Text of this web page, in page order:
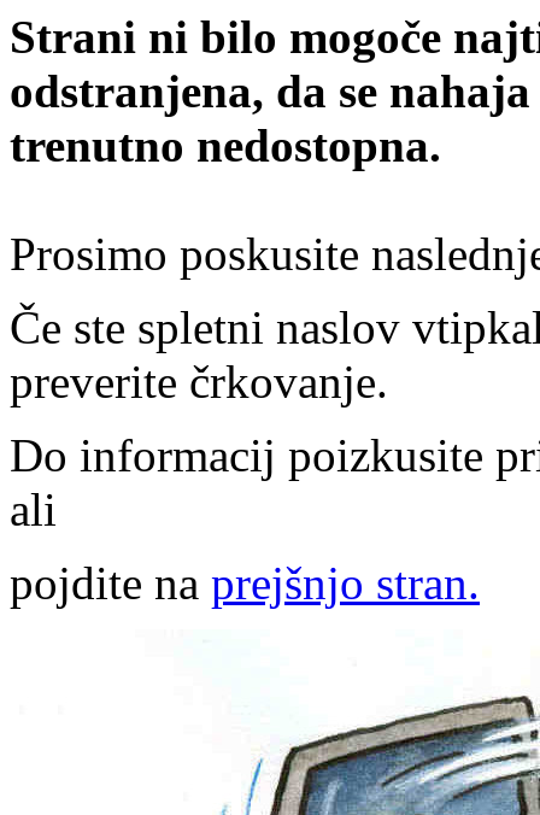
Strani ni bilo mogoče
odstranjena, da se
trenutno nedostopna.
Prosimo poskusite
Če ste spletni naslov
preverite črkovanje.
Do informacij poizkusite
ali
pojdite na prejšnjo stran.